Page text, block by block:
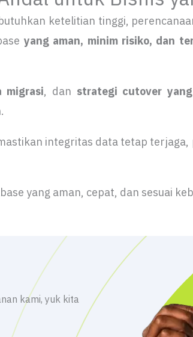
ketelitian tinggi,
yang aman, minim risiko, dan
migrasi, dan strategi cutover
integritas data tetap
yang aman, cepat, dan sesuai
kami, yuk kita